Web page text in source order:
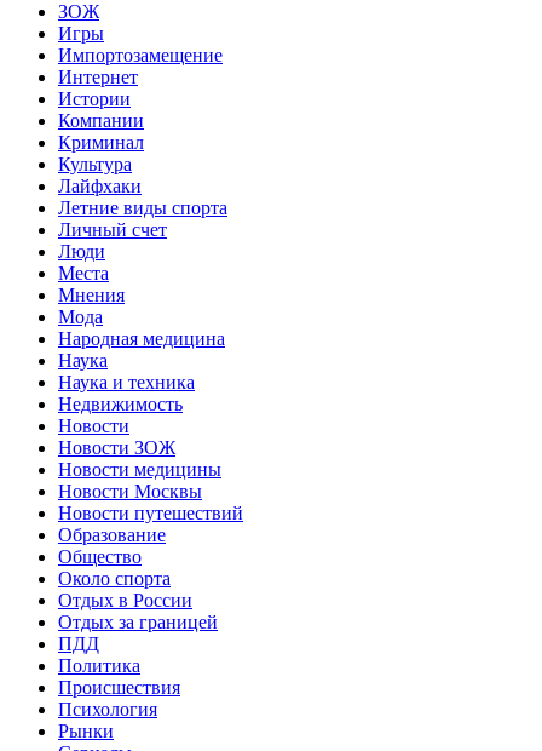
ЗОЖ
Игры
Импортозамещение
Интернет
Истории
Компании
Криминал
Культура
Лайфхаки
Летние виды спорта
Личный счет
Люди
Места
Мнения
Мода
Народная медицина
Наука
Наука и техника
Недвижимость
Новости
Новости ЗОЖ
Новости медицины
Новости Москвы
Новости путешествий
Образование
Общество
Около спорта
Отдых в России
Отдых за границей
ПДД
Политика
Происшествия
Психология
Рынки